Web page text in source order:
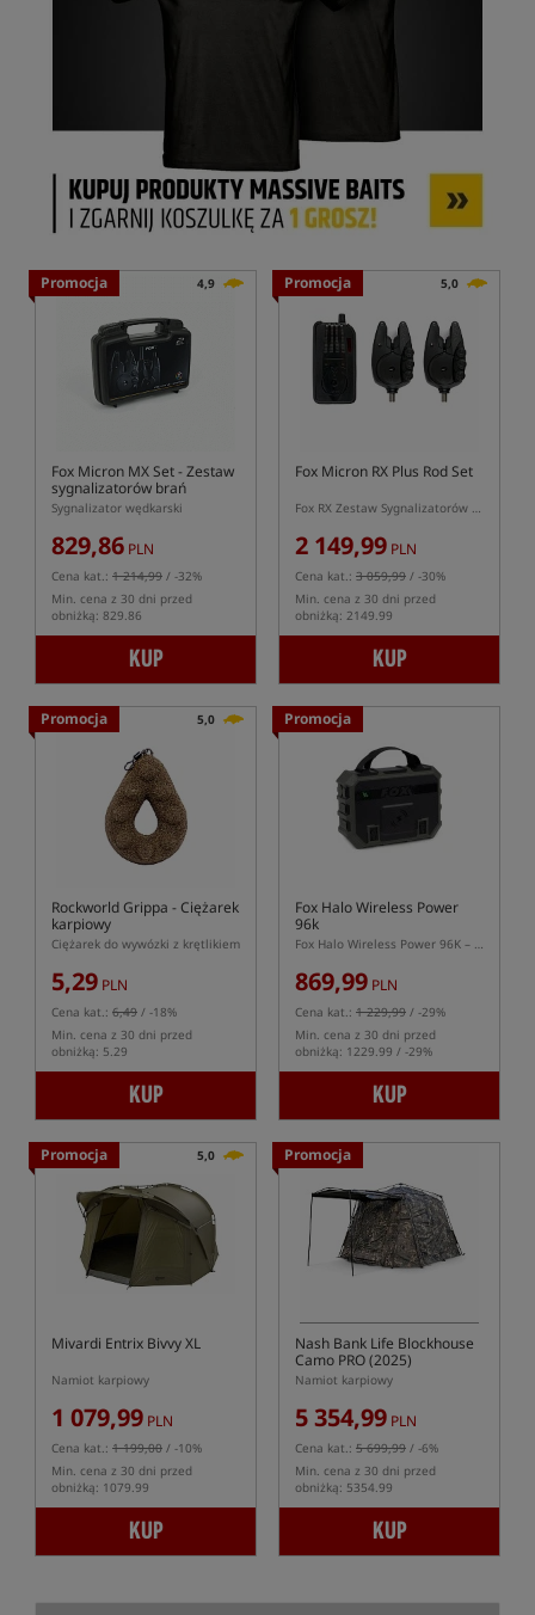
Promocja 4,9
Fox Micron MX Set- Zestaw
sygnalizatorów brań
Sygnalizator wędkarski
829,86 PLN
Cena kat.: 1 214,99 / -32%
Min. cena z 30 dni przed
obniżką: 829.86
KUP
Promocja 5,0
Fox Micron RX Plus Rod Set
2 149,99 PLN
Cena kat.: 3 059,99 / -30%
Min. cena z 30 dni przed
obniżką: 2149.99
KUP
Promocja 5,0
Rockworld Grippa - Ciężarek
karpiowy
Ciężarek do wywózki z krętlikiem
5,29 PLN
Cena kat.: 6,49 / -18%
Min. cena z 30 dni przed
obniżką: 5.29
KUP
Promocja
Fox Halo Wireless Power
96k
869,99 PLN
Cena kat.: 1 229,99 / -29%
Min. cena z 30 dni przed
obniżką: 1229.99 / -29%
KUP
Promocja 5,0
Mivardi Entrix Bivvy XL
Namiot karpiowy
1 079,99 PLN
Cena kat.: 1 199,00 / -10%
Min. cena z 30 dni przed
obniżką: 1079.99
KUP
Promocja
Nash Bank Life Blockhouse
Camo PRO (2025)
Namiot karpiowy
5 354,99 PLN
Cena kat.: 5 699,99 / -6%
Min. cena z 30 dni przed
obniżką: 5354.99
KUP